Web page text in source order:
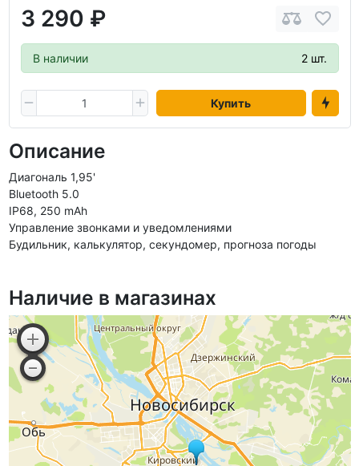
3 290 ₽
В наличии 2 шт.
Купить
Описание
Диагональ 1,95'
Bluetooth 5.0
IP68, 250 mAh
Управление звонками и уведомлениями
Будильник, калькулятор, секундомер, прогноза погоды
Наличие в магазинах